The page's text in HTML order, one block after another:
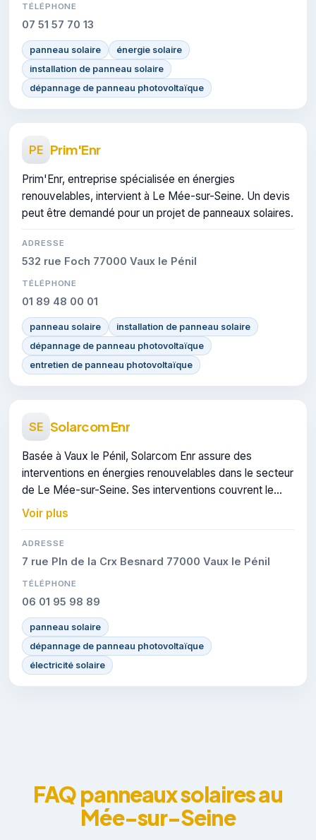
TÉLÉPHONE
07 51 57 70 13
panneau solaire
énergie solaire
installation de panneau solaire
dépannage de panneau photovoltaïque
PE Prim'Enr
Prim'Enr, entreprise spécialisée en énergies
renouvelables, intervient à Le Mée-sur-Seine. Un devis
peut être demandé pour un projet de panneaux solaires.
ADRESSE
532 rue Foch 77000 Vaux le Pénil
TÉLÉPHONE
01 89 48 00 01
panneau solaire
installation de panneau solaire
dépannage de panneau photovoltaïque
entretien de panneau photovoltaïque
SE Solarcom Enr
Basée à Vaux le Pénil, Solarcom Enr assure des
interventions en énergies renouvelables dans le secteur
de Le Mée-sur-Seine. Ses interventions couvrent le
domaine de panneaux solaires.
Voir plus
ADRESSE
7 rue Pln de la Crx Besnard 77000 Vaux le Pénil
TÉLÉPHONE
06 01 95 98 89
panneau solaire
dépannage de panneau photovoltaïque
électricité solaire
FAQ panneaux solaires au
Mée-sur-Seine